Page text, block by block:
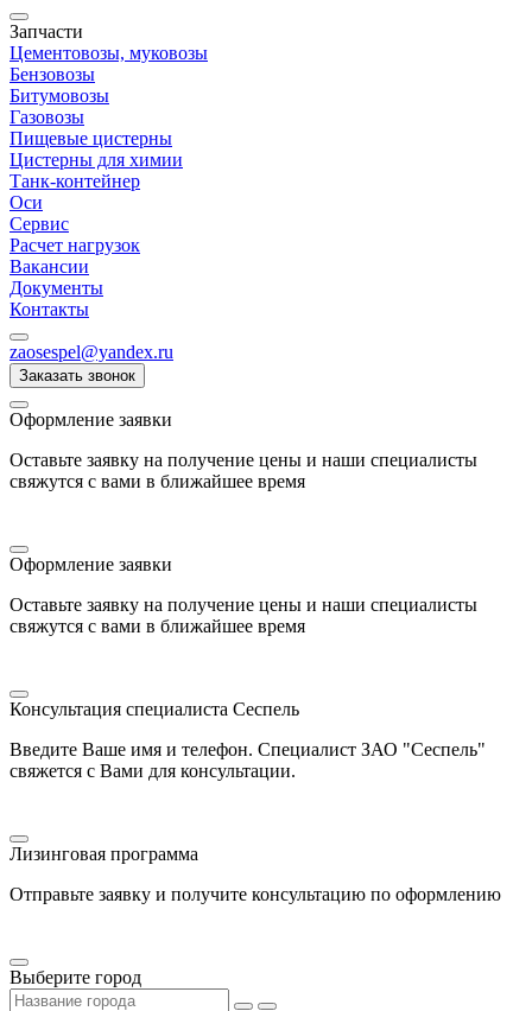
Запчасти
Цементовозы, муковозы
Бензовозы
Битумовозы
Газовозы
Пищевые цистерны
Цистерны для химии
Танк-контейнер
Оси
Сервис
Расчет нагрузок
Вакансии
Документы
Контакты
zaosespel@yandex.ru
Заказать звонок
Оформление заявки
Оставьте заявку на получение цены и наши специалисты
свяжутся с вами в ближайшее время
Оформление заявки
Оставьте заявку на получение цены и наши специалисты
свяжутся с вами в ближайшее время
Консультация специалиста Сеспель
Введите Ваше имя и телефон. Специалист ЗАО "Сеспель"
свяжется с Вами для консультации.
Лизинговая программа
Отправьте заявку и получите консультацию по оформлению
Выберите город